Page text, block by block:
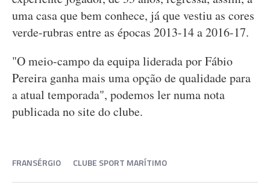
uma casa que bem conhece, já que vestiu as cores
verde-rubras entre as épocas 2013-14 a 2016-17.
"O meio-campo da equipa liderada por Fábio
Pereira ganha mais uma opção de qualidade para
a atual temporada", podemos ler numa nota
publicada no site do clube.
FRANSÉRGIO CLUBE SPORT MARÍTIMO